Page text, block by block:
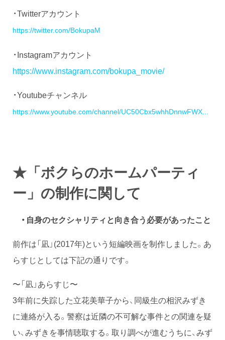
・Twitterアカウント
https://twitter.com/BokupaM
・Instagramアカウント
https://www.instagram.com/bokupa_movie/
・Youtubeチャンネル
https://www.youtube.com/channel/UC50Cbx5whhDnnwFWX...
★「ボクらのホームパーティ
ー」の制作に関して
・自身のセクシャリティと向き合う必要があったこと
前作は「凪」(2017年)という短編映画を制作しました。あ
らすじとしては下記の通りです。
〜「凪」あらすじ〜
3年前に失踪した立花美華子から、同級生の相沢みずき
に連絡が入る。警察は近隣の不可解な事件との関連を疑
い、みずきを事情聴取する。取り調べが進むうちに、みず